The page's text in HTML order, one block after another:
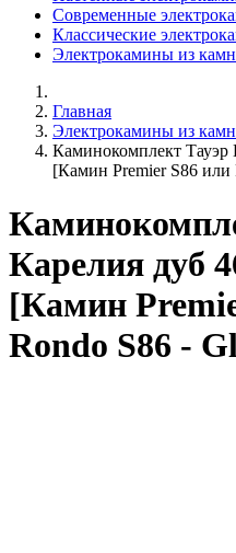
Современные
Классические
Электрокамины из
Главная
Электрокамины из
Каминокомплект Тауэр
[Камин Premier S86 или
Карелия дуб
[Камин
Rondo S86 -